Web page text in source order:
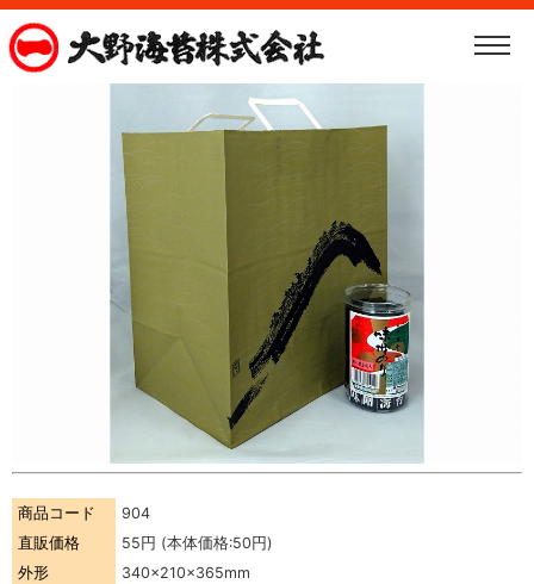
商品コード
904
直販価格
55円 (本体価格:50円)
外形
340×210×365mm